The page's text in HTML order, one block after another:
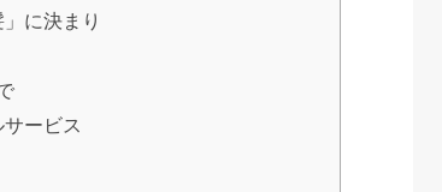
に決まり
ービス